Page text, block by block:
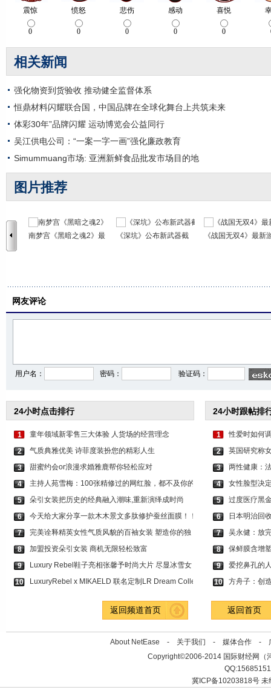
相关新闻
强化物资到货验收 推动健全监督体系
恒鼎材料闪耀联合国，中国品牌在全球化舞台上共筑未来
体彩30年”品牌闪耀 运动博览会公益同行
吴江供电公司：“一案一字一画”强化廉政教育
Simummuang市场: 亚洲新鲜食品批发市场目的地
图片推荐
南梦宫《黑暗之魂2》最 《深坑》公布新武器截 《战国无双4》最新
网友评论
用户名： 密码： 验证码：
24小时点击排行
1
童年领域新零售三大体验 人货场的经营理念
2
气质典雅优美 诗菲度装扮您的精彩人生
3
甜蜜约会or浪漫求婚雅鹿帮你轻松应对
4
主持人苑雪梅：100张精修过的网红脸，都不及你的
5
朵引女装把历史的经典融入潮味,重新演绎成时尚
6
今天给大家分享一款木木景文多肽修护蚕丝面膜！！
7
完美诠释精英女性气质风貌的百袖女装 塑造你的独
8
加盟投资朵引女装 商机无限轻松致富
9
Luxury Rebel鞋子亮相张馨予时尚大片 尽显冰雪女
10
LuxuryRebel x MIKAELD 联名定制LR Dream Collec
24小时跟帖排
1
性爱时如何
2
英国研究称
3
两性健康：
4
女性脸型决
5
过度医疗黑
6
日本明治回
7
吴永健：放
8
保鲜膜含增
9
爱挖鼻孔的
10
方舟子：创
返回频道首页 返回首页
About NetEase - 关于我们 - 媒体合作 -
Copyright©2006-2014 国际财经网（
冀ICP备10203818号 未